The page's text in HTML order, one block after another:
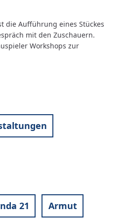
die Aufführung eines Stückes
mit den Zuschauern.
Workshops zur
21 Armut